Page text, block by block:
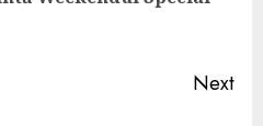
Next